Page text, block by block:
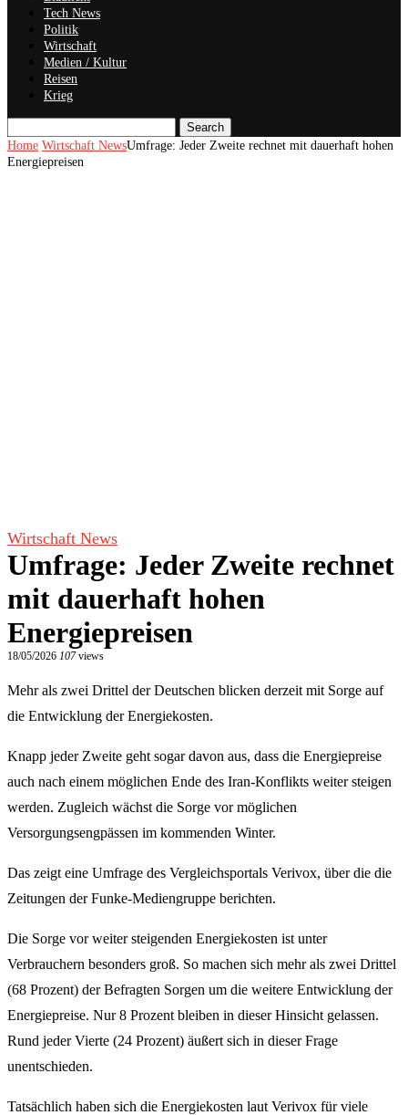
Tech News
Politik
Wirtschaft
Medien / Kultur
Reisen
Krieg
Search
Home Wirtschaft NewsUmfrage: Jeder Zweite rechnet mit dauerhaft hohen
Energiepreisen
Wirtschaft News
Umfrage: Jeder Zweite rechnet
mit dauerhaft hohen
Energiepreisen
18/05/2026 107views
Mehr als zwei Drittel der Deutschen blicken derzeit mit Sorge auf
die Entwicklung der Energiekosten.
Knapp jeder Zweite geht sogar davon aus, dass die Energiepreise
auch nach einem möglichen Ende des Iran-Konflikts weiter steigen
werden. Zugleich wächst die Sorge vor möglichen
Versorgungsengpässen im kommenden Winter.
Das zeigt eine Umfrage des Vergleichsportals Verivox, über die die
Zeitungen der Funke-Mediengruppe berichten.
Die Sorge vor weiter steigenden Energiekosten ist unter
Verbrauchern besonders groß. So machen sich mehr als zwei Drittel
(68 Prozent) der Befragten Sorgen um die weitere Entwicklung der
Energiepreise. Nur 8 Prozent bleiben in dieser Hinsicht gelassen.
Rund jeder Vierte (24 Prozent) äußert sich in dieser Frage
unentschieden.
Tatsächlich haben sich die Energiekosten laut Verivox für viele